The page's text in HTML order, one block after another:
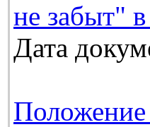
не забыт"
Дата
Положение